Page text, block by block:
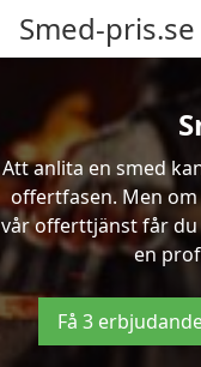
Smed-pris.se
Att anlita en smed
offertfasen. Men
vår offerttjänst får du
en
Få 3